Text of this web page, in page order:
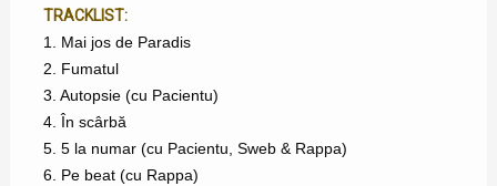
TRACKLIST:
1. Mai jos de Paradis
2. Fumatul
3. Autopsie (cu Pacientu)
4. În scârbă
5. 5 la numar (cu Pacientu, Sweb & Rappa)
6. Pe beat (cu Rappa)